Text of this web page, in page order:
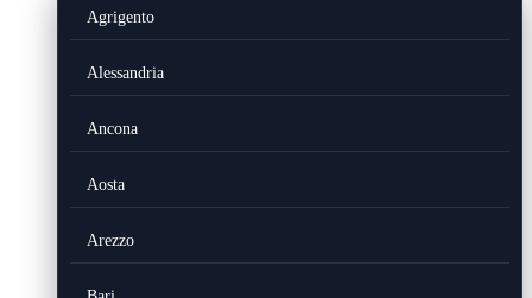
Agrigento
Alessandria
Ancona
Aosta
Arezzo